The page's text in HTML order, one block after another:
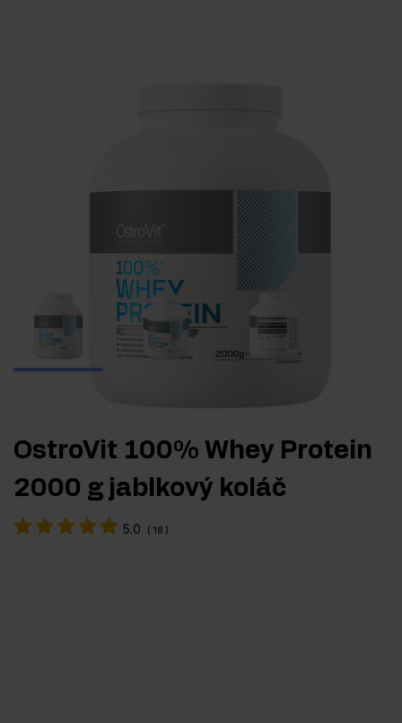
OstroVit 100% Whey Protein
2000 g jablkový koláč
5.0 ( 18 )